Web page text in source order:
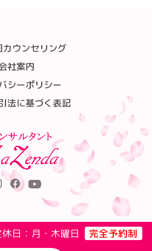
カウンセリング
社案内
シーポリシー
法に基づく表記
日：月・木曜日 完全予約制